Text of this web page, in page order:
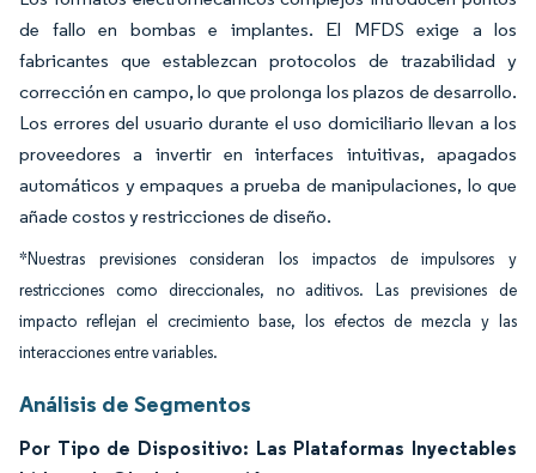
de fallo en bombas e implantes. El MFDS exige a los
fabricantes que establezcan protocolos de trazabilidad y
corrección en campo, lo que prolonga los plazos de desarrollo.
Los errores del usuario durante el uso domiciliario llevan a los
proveedores a invertir en interfaces intuitivas, apagados
automáticos y empaques a prueba de manipulaciones, lo que
añade costos y restricciones de diseño.
*Nuestras previsiones consideran los impactos de impulsores y
restricciones como direccionales, no aditivos. Las previsiones de
impacto reflejan el crecimiento base, los efectos de mezcla y las
interacciones entre variables.
Análisis de Segmentos
Por Tipo de Dispositivo: Las Plataformas Inyectables